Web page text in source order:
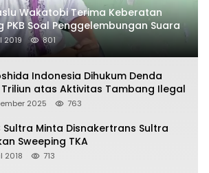
Wakatobi Terima Keberatan
PKB Soal Penggelembungan Suara
2019 801
Indonesia Dihukum Denda
Triliun atas Aktivitas Tambang Ilegal
2025 763
Sultra Minta Disnakertrans Sultra
Sweeping TKA
2018 713